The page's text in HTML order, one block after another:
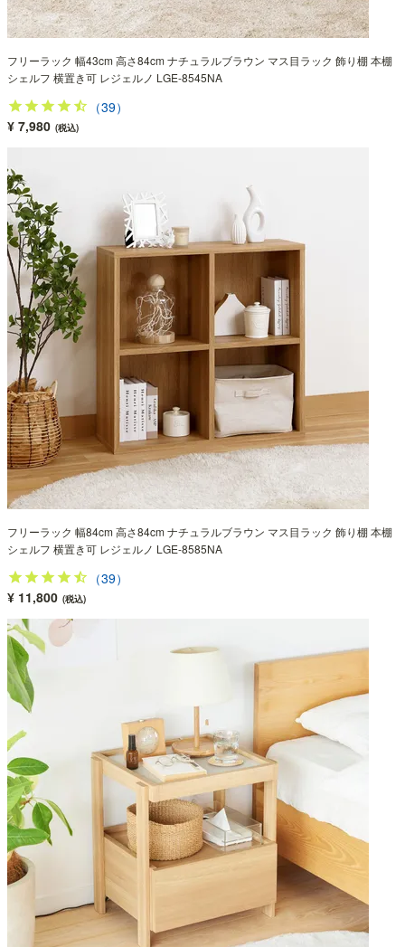
フリーラック 幅43cm 高さ84cm ナチュラルブラウン マス目ラック 飾り棚 本棚
シェルフ 横置き可 レジェルノ LGE-8545NA
（39）
¥ 7,980 (税込)
フリーラック 幅84cm 高さ84cm ナチュラルブラウン マス目ラック 飾り棚 本棚
シェルフ 横置き可 レジェルノ LGE-8585NA
（39）
¥ 11,800 (税込)